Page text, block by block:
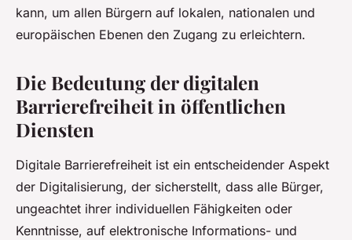
kann, um allen Bürgern auf lokalen, nationalen und
europäischen Ebenen den Zugang zu erleichtern.
Die Bedeutung der digitalen
Barrierefreiheit in öffentlichen
Diensten
Digitale Barrierefreiheit ist ein entscheidender Aspekt
der Digitalisierung, der sicherstellt, dass alle Bürger,
ungeachtet ihrer individuellen Fähigkeiten oder
Kenntnisse, auf elektronische Informations- und